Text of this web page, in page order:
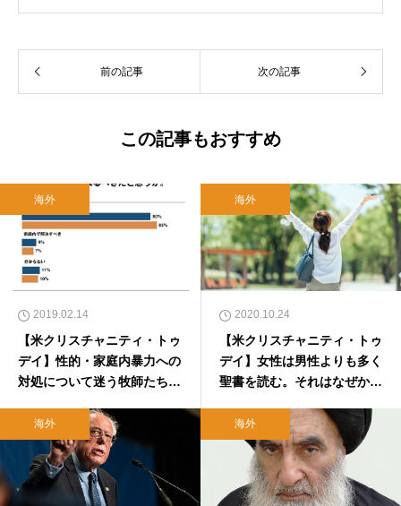
れ。関西学院大学社会学部卒業。９０年代、い
て、雜賀編集工房として独立。
前の記事 次の記事
この記事もおすすめ
海外
2019.02.14
【米クリスチャニティ・トゥ
デイ】性的・家庭内暴力への
対処について迷う牧師たち
海外
2020.10.24
【米クリスチャニティ・トゥ
デイ】女性は男性よりも多く
聖書を読む。それはなぜか？
る理由 （３）
海外 海外